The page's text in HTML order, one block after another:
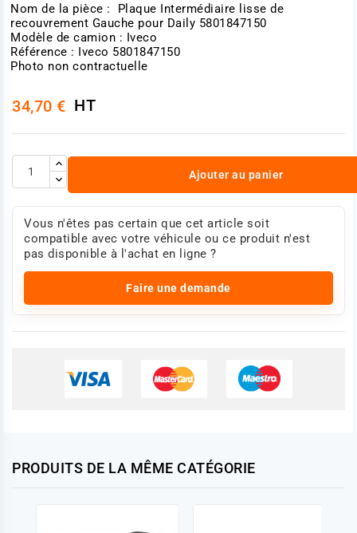
Nom de la pièce : Plaque Intermédiaire lisse de
recouvrement Gauche pour Daily 5801847150
Modèle de camion : Iveco
Référence : Iveco 5801847150
Photo non contractuelle
34,70 € HT
Ajouter au panier
Vous n'êtes pas certain que cet article soit
compatible avec votre véhicule ou ce produit n'est
pas disponible à l'achat en ligne ?
Faire une demande
PRODUITS DE LA MÊME CATÉGORIE